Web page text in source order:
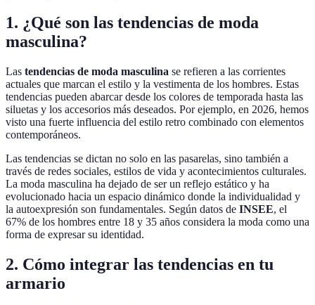
1. ¿Qué son las tendencias de moda
masculina?
Las tendencias de moda masculina se refieren a las corrientes
actuales que marcan el estilo y la vestimenta de los hombres. Estas
tendencias pueden abarcar desde los colores de temporada hasta las
siluetas y los accesorios más deseados. Por ejemplo, en 2026, hemos
visto una fuerte influencia del estilo retro combinado con elementos
contemporáneos.
Las tendencias se dictan no solo en las pasarelas, sino también a
través de redes sociales, estilos de vida y acontecimientos culturales.
La moda masculina ha dejado de ser un reflejo estático y ha
evolucionado hacia un espacio dinámico donde la individualidad y
la autoexpresión son fundamentales. Según datos de INSEE, el
67% de los hombres entre 18 y 35 años considera la moda como una
forma de expresar su identidad.
2. Cómo integrar las tendencias en tu
armario